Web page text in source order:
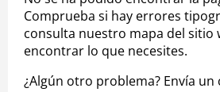
Comprueba si hay errores
consulta nuestro mapa del sitio
encontrar lo que necesites.
¿Algún otro problema? Envía